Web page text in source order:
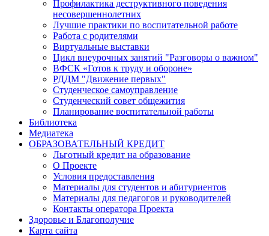
Профилактика деструктивного поведения
несовершеннолетних
Лучшие практики по воспитательной работе
Работа с родителями
Виртуальные выставки
Цикл внеурочных занятий "Разговоры о важном"
ВФСК «Готов к труду и обороне»
РДДМ "Движение первых"
Студенческое самоуправление
Студенческий совет общежития
Планирование воспитательной работы
Библиотека
Медиатека
ОБРАЗОВАТЕЛЬНЫЙ КРЕДИТ
Льготный кредит на образование
О Проекте
Условия предоставления
Материалы для студентов и абитуриентов
Материалы для педагогов и руководителей
Контакты оператора Проекта
Здоровье и Благополучие
Карта сайта